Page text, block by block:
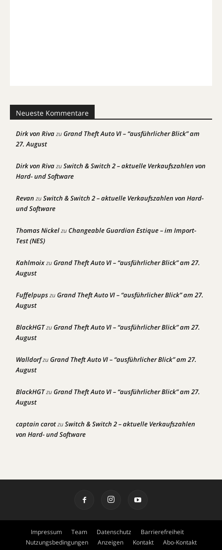
Neueste Kommentare
Dirk von RivazuGrand Theft Auto VI – “ausführlicher Blick” am
27. August
Dirk von RivazuSwitch & Switch 2 – aktuelle Verkaufszahlen von
Hard- und Software
Revan zuSwitch & Switch 2 – aktuelle Verkaufszahlen von Hard-
und Software
Thomas NickelzuChangeable Guardian Estique – im Import-
Test (NES)
KahlmoixzuGrand Theft Auto VI – “ausführlicher Blick” am 27.
August
FuffelpupszuGrand Theft Auto VI – “ausführlicher Blick” am 27.
August
BlackHGTzuGrand Theft Auto VI – “ausführlicher Blick” am 27.
August
WalldorfzuGrand Theft Auto VI – “ausführlicher Blick” am 27.
August
BlackHGTzuGrand Theft Auto VI – “ausführlicher Blick” am 27.
August
captain carotzuSwitch & Switch 2 – aktuelle Verkaufszahlen
von Hard- und Software
Impressum Team Datenschutz
Barrierefreiheit
Nutzungsbedingungen
Anzeigen Kontakt Abo-Kontakt